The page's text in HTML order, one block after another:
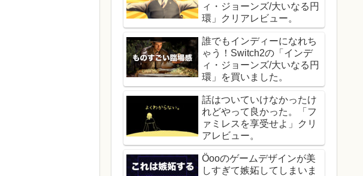
ィ・ジョーンズ/大いなる円
環」クリアレビュー。
誰でもインディーになれち
ゃう！Switch2の「インデ
ィ・ジョーンズ/大いなる円
環」を買いました。
話はついていけなかったけ
れどやって良かった。「フ
ァミレスを享受せよ」クリ
アレビュー。
Öooのゲームデザインが美
しすぎて嫉妬してしまいま